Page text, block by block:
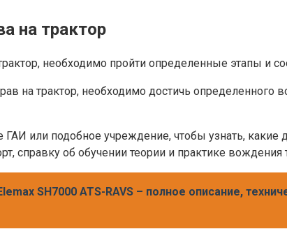
на трактор
необходимо пройти определенные этапы и
на трактор, необходимо достичь определенного
ГАИ или подобное учреждение, чтобы узнать,
справку об обучении теории и практике
SH7000 ATS-RAVS – полное описание,